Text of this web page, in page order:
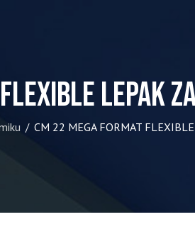
LEPAK
/ CM 22 MEGA FORMAT